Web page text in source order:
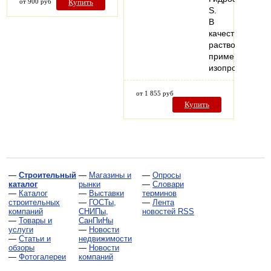
Купить
S.
В
качестве
растворителя
применяется
от 1 855 руб
Купить
— Строительный
каталог
— Каталог
строительных
компаний
— Товары и
услуги
— Статьи и
обзоры
— Фотогалереи
— Магазины и
рынки
— Выставки
— ГОСТы,
СНИПы,
СанПиНы
— Новости
недвижимости
— Новости
компаний
— Опросы
— Словари
терминов
— Лента
новостей RSS